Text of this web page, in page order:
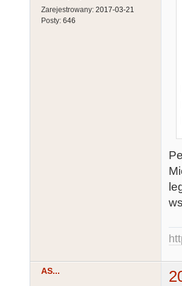
Zarejestrowany: 2017-03-21
Posty: 646
AS...